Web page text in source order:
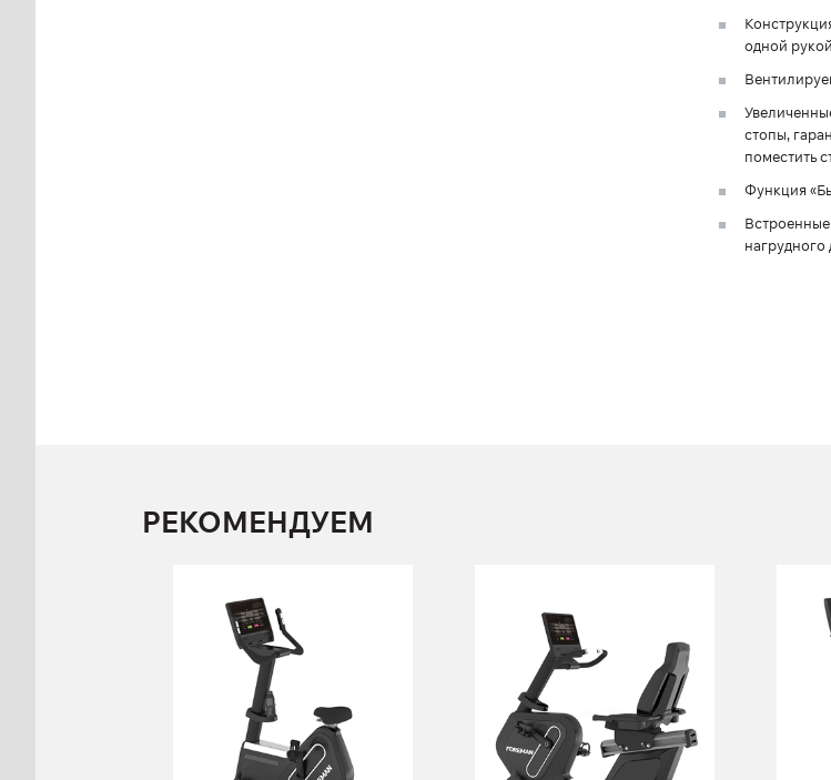
одной
стопы,
поместить
Функция
нагрудного
РЕКОМЕНДУЕМ
вертикальный
FOREMAN PP290
FOREMAN PP390